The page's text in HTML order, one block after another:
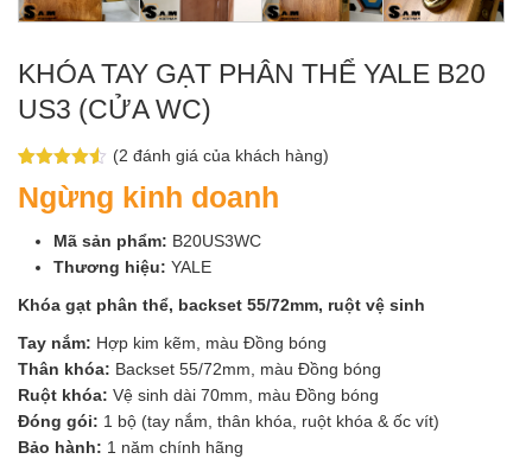
KHÓA TAY GẠT PHÂN THỂ YALE B20
US3 (CỬA WC)
dựa trên
đánh giá
(2 đánh giá của khách hàng)
Ngừng kinh doanh
Mã sản phẩm: B20US3WC
Thương hiệu: YALE
Khóa gạt phân thể, backset 55/72mm, ruột vệ sinh
Tay nắm: Hợp kim kẽm, màu Đồng bóng
Thân khóa: Backset 55/72mm, màu Đồng bóng
Ruột khóa: Vệ sinh dài 70mm, màu Đồng bóng
Đóng gói: 1 bộ (tay nắm, thân khóa, ruột khóa & ốc vít)
Bảo hành: 1 năm chính hãng